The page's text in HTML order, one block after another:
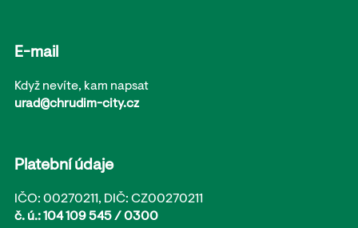
E-mail
Když nevíte, kam napsat
urad@chrudim-city.cz
Platební údaje
IČO: 00270211, DIČ: CZ00270211
č. ú.: 104 109 545 / 0300